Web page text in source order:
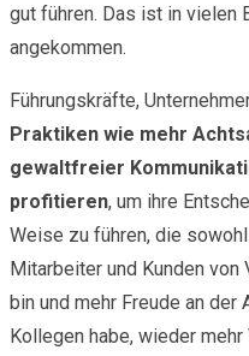
gut führen. Das ist in vielen
angekommen.
Führungskräfte,
Praktiken wie mehr
gewaltfreier
profitieren, um ihre
Weise zu führen, die
Mitarbeiter und Kunden
bin und mehr Freude an der
Kollegen habe, wieder